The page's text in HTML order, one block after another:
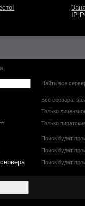
Найти все
Все сервера:
Только
Только
Поиск будет
Поиск будет
Поиск будет